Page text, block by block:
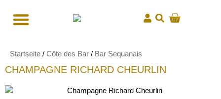
Startseite / Côte des Bar / Bar Sequanais
CHAMPAGNE RICHARD CHEURLIN